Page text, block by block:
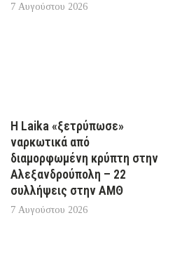
7 Αυγούστου 2026
Η Laika «ξετρύπωσε»
ναρκωτικά από
διαμορφωμένη κρύπτη στην
Αλεξανδρούπολη – 22
συλλήψεις στην ΑΜΘ
7 Αυγούστου 2026